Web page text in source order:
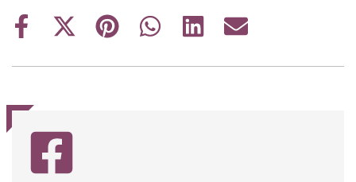
Share
Share
(Twitter)
Share
Share
Share
Share